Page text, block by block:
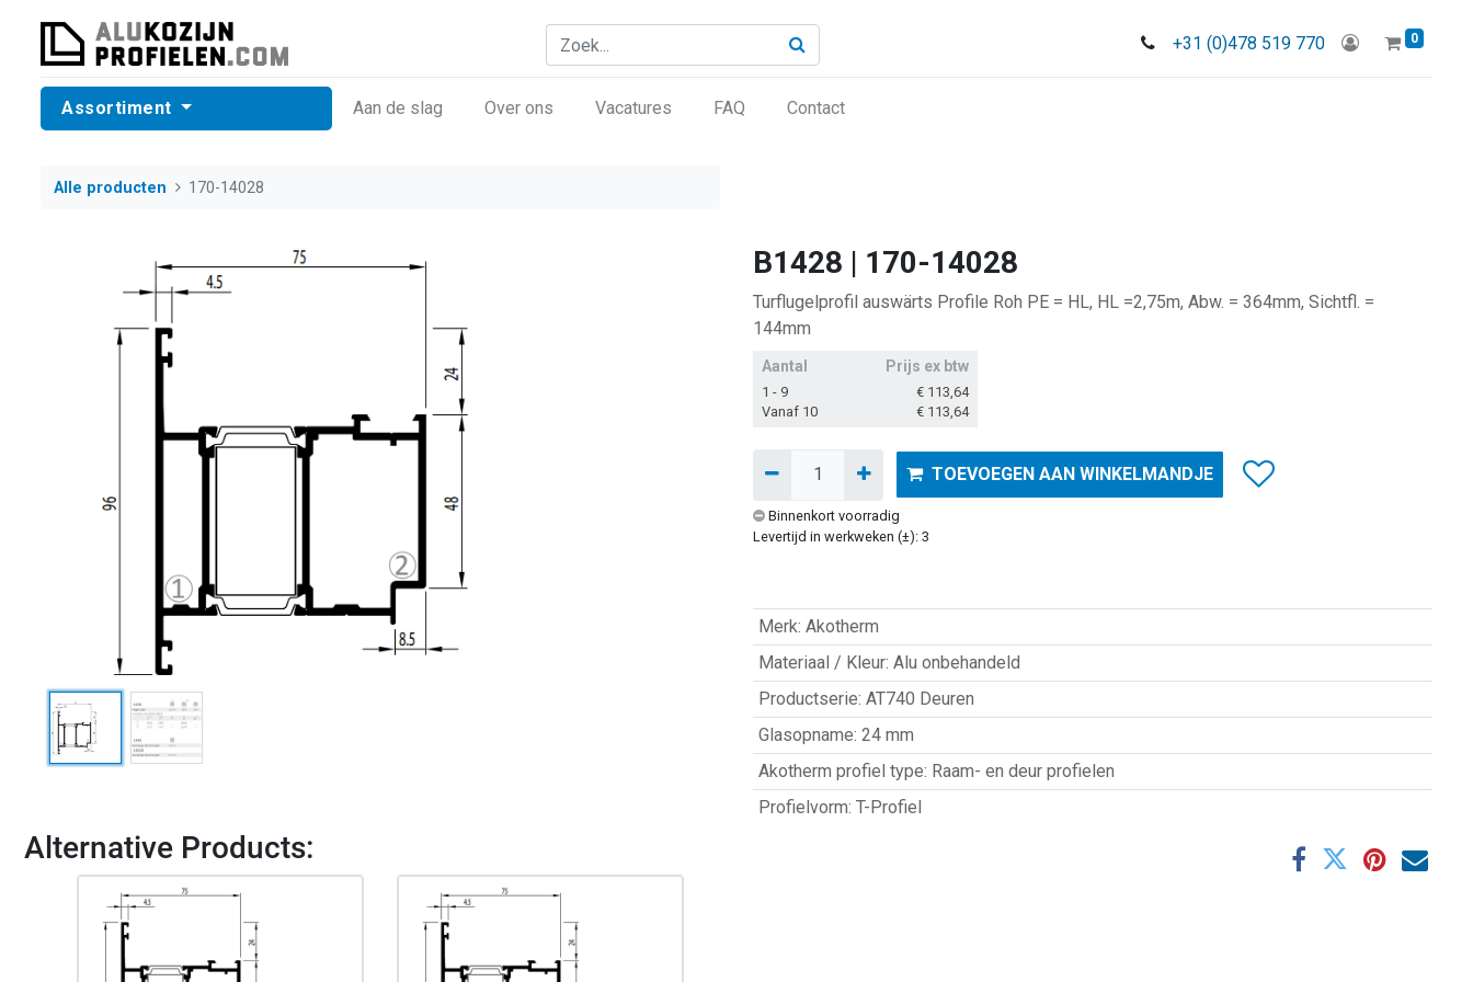
+31 (0)478 519 770 0
Assortiment ​Aan de slag Over ons Vacatures FAQ Contact
Alle producten 170-14028
Alternative Products:
B1428 | 170-14028
Turflugelprofil auswärts Profile Roh PE = HL, HL =2,75m, Abw. = 364mm, Sichtfl. =
144mm
Aantal Prijs ex btw
1 - 9 € 113,64
Vanaf 10
€ 113,64
TOEVOEGEN AAN WINKELMANDJE
Binnenkort voorradig
Levertijd in werkweken (±): 3
Merk: Akotherm
Materiaal / Kleur: Alu onbehandeld
Productserie: AT740 Deuren
Glasopname: 24 mm
Akotherm profiel type: Raam- en deur profielen
Profielvorm: T-Profiel